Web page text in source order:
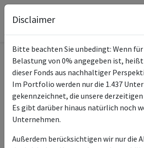
Informationen zum Fonds
Name
Vanguard
Bond
ISIN des Fonds
Typ des Fonds ETF
Disclaimer
Bitte beachten Sie unbedingt: Wenn für
Belastung von 0% angegeben ist, heißt
dieser Fonds aus nachhaltiger
Im Portfolio werden nur die 1.437
gekennzeichnet, die unsere
Es gibt darüber hinaus natürlich noch
Unternehmen.
Außerdem berücksichtigen wir nur die